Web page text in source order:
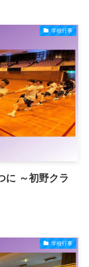
学校行事
に ～初野クラ
学校行事